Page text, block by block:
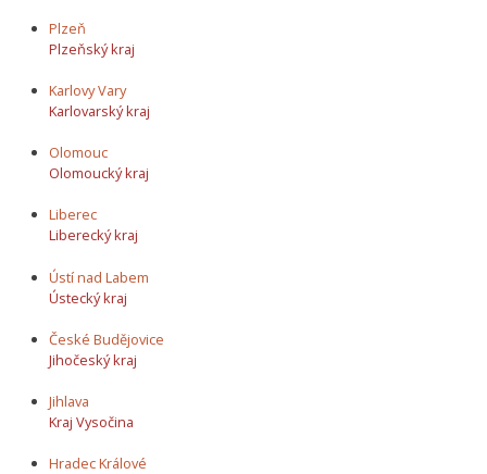
Plzeň
Plzeňský kraj
Karlovy Vary
Karlovarský kraj
Olomouc
Olomoucký kraj
Liberec
Liberecký kraj
Ústí nad Labem
Ústecký kraj
České Budějovice
Jihočeský kraj
Jihlava
Kraj Vysočina
Hradec Králové